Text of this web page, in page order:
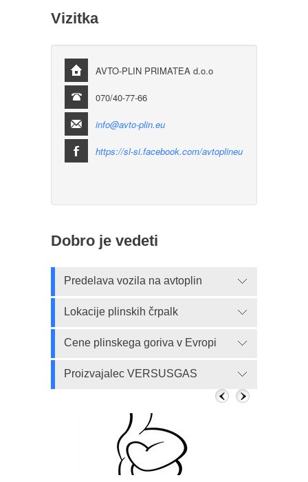
Vizitka
AVTO-PLIN PRIMATEA d.o.o
070/40-77-66
info@avto-plin.eu
https://sl-si.facebook.com/avtoplineu
Dobro je vedeti
Predelava vozila na avtoplin
Lokacije plinskih črpalk
Cene plinskega goriva v Evropi
Proizvajalec VERSUSGAS